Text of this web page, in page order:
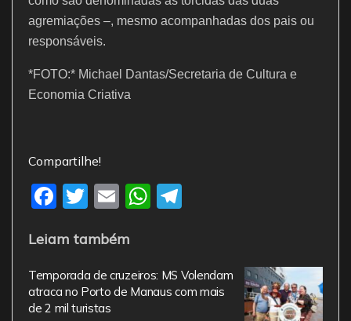
agremiações –, mesmo acompanhadas dos pais ou
responsáveis.
*FOTO:* Michael Dantas/Secretaria de Cultura e
Economia Criativa
Compartilhe!
F
c
e
b
T
itt
er
E
ai
l
W
s
A
gr
a
Leiam também
Temporada de cruzeiros: MS Volendam
atraca no Porto de Manaus com mais
de 2 mil turistas